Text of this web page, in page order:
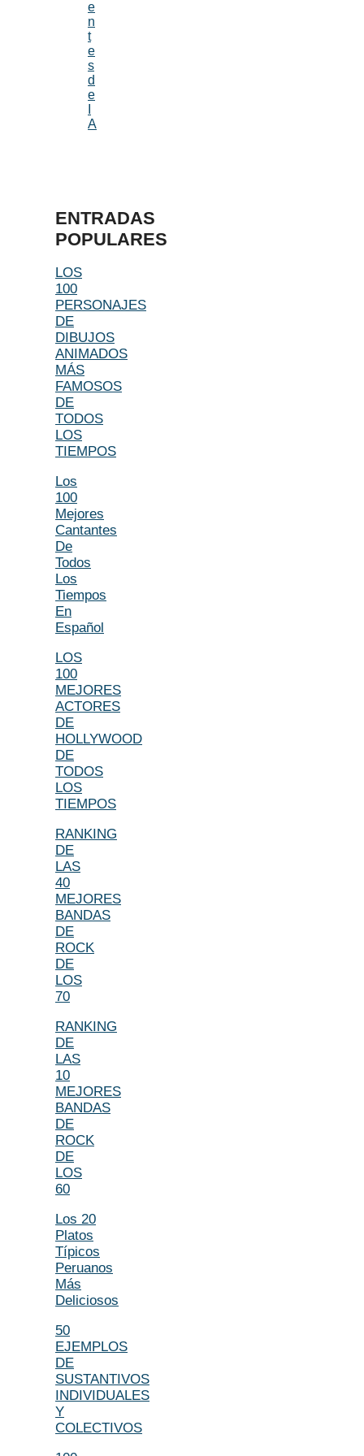
e
n
t
e
s
d
e
A
ENTRADAS
POPULARES
LOS
100
PERSONAJES
DE
DIBUJOS
ANIMADOS
MÁS
FAMOSOS
DE
TODOS
LOS
TIEMPOS
Los
100
Mejores
Cantantes
De
Todos
Los
Tiempos
En
Español
LOS
100
MEJORES
ACTORES
DE
HOLLYWOOD
DE
TODOS
LOS
TIEMPOS
RANKING
DE
LAS
40
MEJORES
BANDAS
DE
ROCK
DE
LOS
70
RANKING
DE
LAS
10
MEJORES
BANDAS
DE
ROCK
DE
LOS
60
Los 20
Platos
Típicos
Peruanos
Más
Deliciosos
50
EJEMPLOS
DE
SUSTANTIVOS
INDIVIDUALES
Y
COLECTIVOS